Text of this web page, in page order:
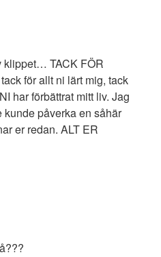
klippet… TACK FÖR
för allt ni lärt mig, tack
har förbättrat mitt liv. Jag
påverka en såhär
er redan. ALT ER